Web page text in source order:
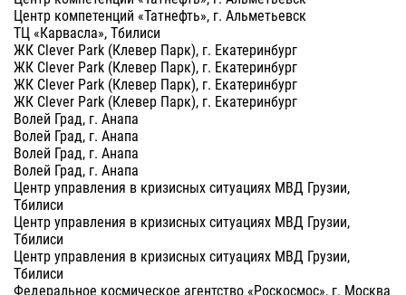
Центр компетенций «Татнефть», г. Альметьевск
ТЦ «Карвасла», Тбилиси
ЖК Clever Park (Клевер Парк), г. Екатеринбург
ЖК Clever Park (Клевер Парк), г. Екатеринбург
ЖК Clever Park (Клевер Парк), г. Екатеринбург
ЖК Clever Park (Клевер Парк), г. Екатеринбург
Волей Град, г. Анапа
Волей Град, г. Анапа
Волей Град, г. Анапа
Волей Град, г. Анапа
Центр управления в кризисных ситуациях МВД Грузии,
Тбилиси
Центр управления в кризисных ситуациях МВД Грузии,
Тбилиси
Центр управления в кризисных ситуациях МВД Грузии,
Тбилиси
Федеральное космическое агентство «Роскосмос», г. Москва